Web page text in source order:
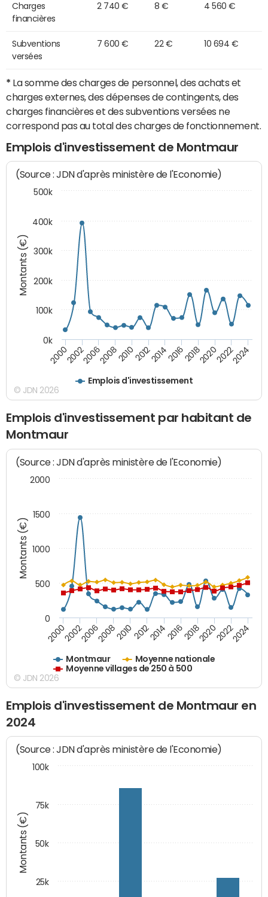
Charges
financières
2 740 € 8 € 4 560 €
Subventions
versées
7 600 € 22 € 10 694 €
* La somme des charges de personnel, des achats et
charges externes, des dépenses de contingents, des
charges financières et des subventions versées ne
correspond pas au total des charges de fonctionnement.
Emplois d'investissement de Montmaur
Montants (€)
(Source : JDN d'après ministère de l'Economie)
Emplois d'investissement
200020022006200820102012201420162018202020222024
0k
100k
200k
300k
400k
500k
© JDN 2026
Emplois d'investissement par habitant de
Montmaur
Montants (€)
(Source : JDN d'après ministère de l'Economie)
Montmaur
Moyenne nationale
Moyenne villages de 250 à 500
200020022006200820102012201420162018202020222024
0
500
1000
1500
2000
© JDN 2026
Emplois d'investissement de Montmaur en
2024
Montants (€)
(Source : JDN d'après ministère de l'Economie)
100k
25k
50k
75k